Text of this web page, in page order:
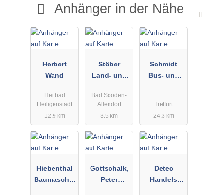
Anhänger in der Nähe
Herbert
Wand
Heilbad
Heiligenstadt
12.9 km
Stöber
Land- und
ik
Werksvertret
ungen
Bad Sooden-
Allendorf
3.5 km
Schmidt
Bus- und
Treffurt
24.3 km
Hiebenthal
Baumaschin
Gottschalk,
Peter
Detec
Handels